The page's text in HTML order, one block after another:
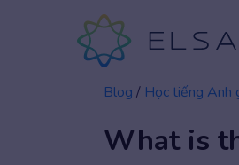
Blog / Học tiếng Anh
What is